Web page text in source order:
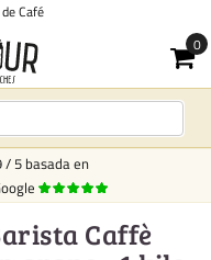
/5 basada en
Caffè